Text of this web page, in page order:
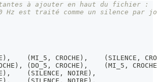
à ajouter en haut du fichier :
Hz est traité comme un silence par
) , ( MI_5 , CROCHE ) , ( SILENCE ,
) , ( DO_5 , CROCHE ) , ( MI_5 ,
CROCHE
) , ( SILENCE , NOIRE ) ,